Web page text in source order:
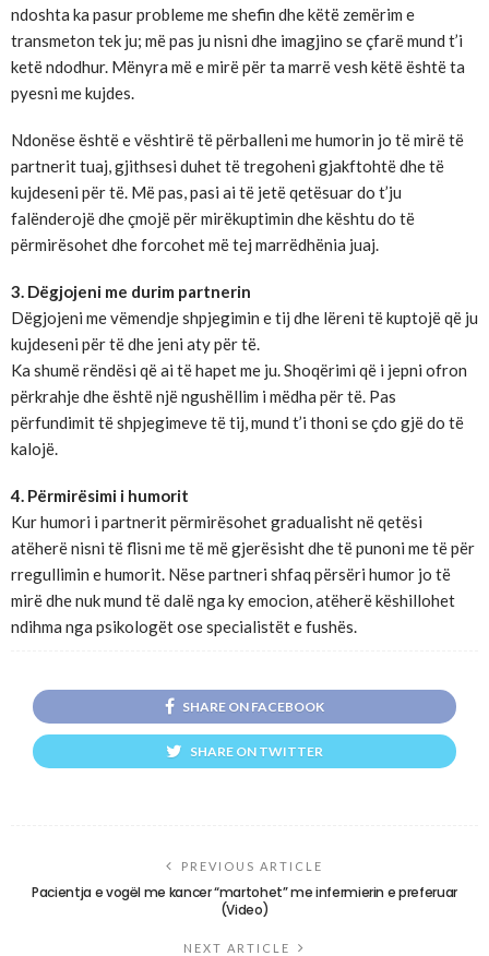
ndoshta ka pasur probleme me shefin dhe këtë zemërim e
transmeton tek ju; më pas ju nisni dhe imagjino se çfarë mund t’i
ketë ndodhur. Mënyra më e mirë për ta marrë vesh këtë është ta
pyesni me kujdes.
Ndonëse është e vështirë të përballeni me humorin jo të mirë të
partnerit tuaj, gjithsesi duhet të tregoheni gjakftohtë dhe të
kujdeseni për të. Më pas, pasi ai të jetë qetësuar do t’ju
falënderojë dhe çmojë për mirëkuptimin dhe kështu do të
përmirësohet dhe forcohet më tej marrëdhënia juaj.
3. Dëgjojeni me durim partnerin
Dëgjojeni me vëmendje shpjegimin e tij dhe lëreni të kuptojë që ju
kujdeseni për të dhe jeni aty për të.
Ka shumë rëndësi që ai të hapet me ju. Shoqërimi që i jepni ofron
përkrahje dhe është një ngushëllim i mëdha për të. Pas
përfundimit të shpjegimeve të tij, mund t’i thoni se çdo gjë do të
kalojë.
4. Përmirësimi i humorit
Kur humori i partnerit përmirësohet gradualisht në qetësi
atëherë nisni të flisni me të më gjerësisht dhe të punoni me të për
rregullimin e humorit. Nëse partneri shfaq përsëri humor jo të
mirë dhe nuk mund të dalë nga ky emocion, atëherë këshillohet
ndihma nga psikologët ose specialistët e fushës.
SHARE ON FACEBOOK
SHARE ON TWITTER
PREVIOUS ARTICLE
Pacientja e vogël me kancer “martohet” me infermierin e preferuar
(Video)
NEXT ARTICLE